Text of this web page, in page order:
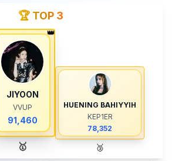
🏆 TOP 3
👑
JIYOON
VVUP
91,460
🥇
HUENING BAHIYYIH
KEP1ER
78,352
🥉